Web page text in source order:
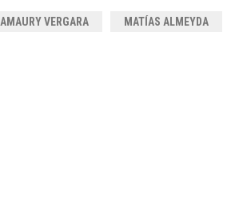
AMAURY VERGARA MATÍAS ALMEYDA